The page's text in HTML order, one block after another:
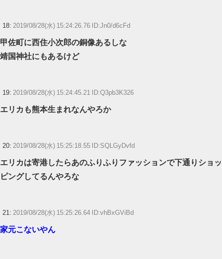
18: 2019/08/28(水) 15:24:26.76 ID:Jn0/d6cFd
甲佐町に西住小次郎の銅像あるしな
靖国神社にもあるけど
19: 2019/08/28(水) 15:24:45.21 ID:Q3pb3K326
エリカも熊本生まれなんやろか
20: 2019/08/28(水) 15:25:18.55 ID:SQLGyDvfd
エリカは寄港したらあのふりふりファッションで下通りショッ
ピングしてるんやろな
21: 2019/08/28(水) 15:25:26.64 ID:vhBxGViBd
家元こないやん